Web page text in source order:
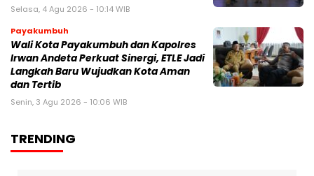
Selasa, 4 Agu 2026 - 10:14 WIB
Payakumbuh
Wali Kota Payakumbuh dan Kapolres
Irwan Andeta Perkuat Sinergi, ETLE Jadi
Langkah Baru Wujudkan Kota Aman
dan Tertib
Senin, 3 Agu 2026 - 10:06 WIB
TRENDING